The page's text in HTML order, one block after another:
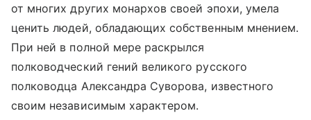
от многих других монархов своей эпохи, умела
ценить людей, обладающих собственным мнением.
При ней в полной мере раскрылся
полководческий гений великого русского
полководца Александра Суворова, известного
своим независимым характером.